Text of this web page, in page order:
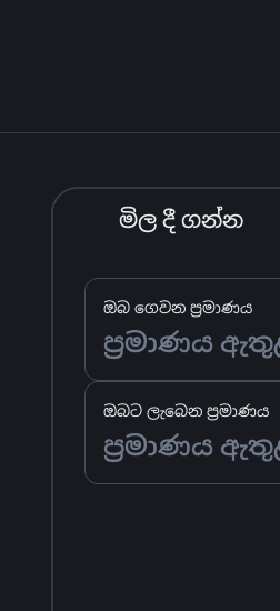
මිල දී ගන්න
ඔබ ගෙවන ප්‍රමාණය
ඔබට ලැබෙන ප්‍රමාණය